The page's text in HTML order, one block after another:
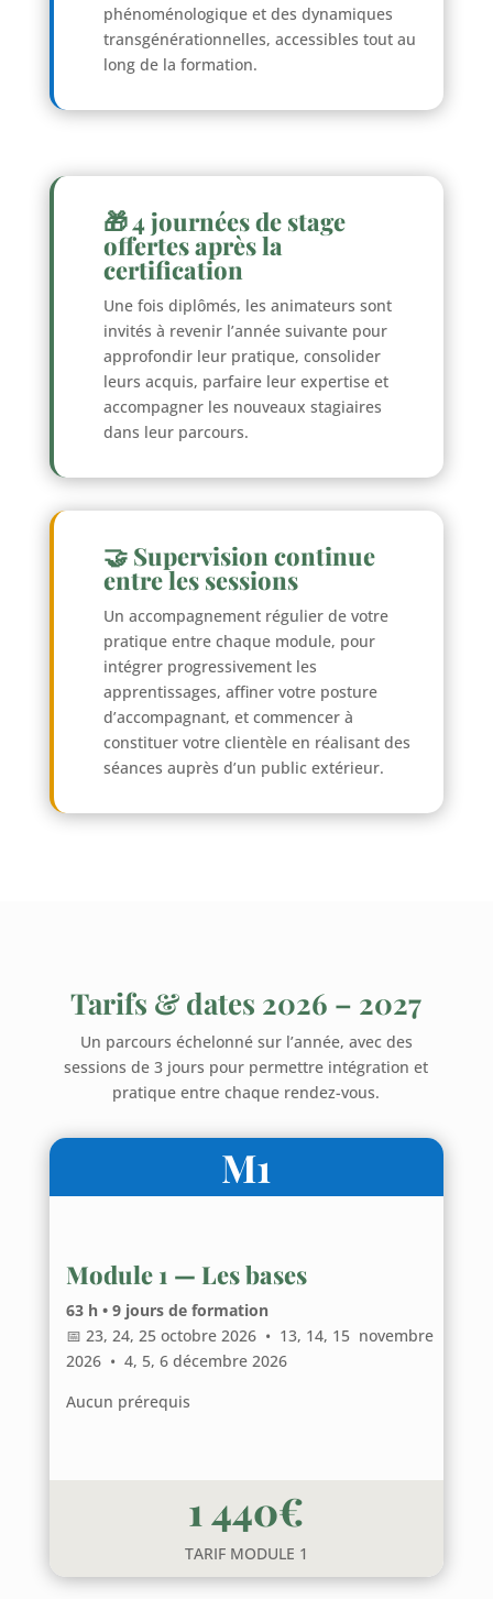
phénoménologique et des dynamiques
transgénérationnelles, accessibles tout au
long de la formation.
🎁 4 journées de stage
offertes après la
certification
Une fois diplômés, les animateurs sont
invités à revenir l’année suivante pour
approfondir leur pratique, consolider
leurs acquis, parfaire leur expertise et
accompagner les nouveaux stagiaires
dans leur parcours.
🤝 Supervision continue
entre les sessions
Un accompagnement régulier de votre
pratique entre chaque module, pour
intégrer progressivement les
apprentissages, affiner votre posture
d’accompagnant, et commencer à
constituer votre clientèle en réalisant des
séances auprès d’un public extérieur.
Tarifs & dates 2026 – 2027
Un parcours échelonné sur l’année, avec des
sessions de 3 jours pour permettre intégration et
pratique entre chaque rendez-vous.
M1
Module 1 — Les bases
63 h • 9 jours de formation
📅 23, 24, 25 octobre 2026 • 13, 14, 15 novembre
2026 • 4, 5, 6 décembre 2026
Aucun prérequis
1 440€
TARIF MODULE 1